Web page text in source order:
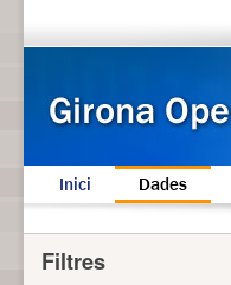
Inici Dades
Filtres